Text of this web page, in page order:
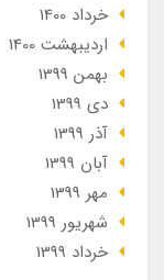
خرداد 1400
ارديبهشت 1400
بهمن 1399
دی 1399
آذر 1399
آبان 1399
مهر 1399
شهریور 1399
خرداد 1399